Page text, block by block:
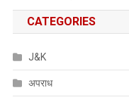
CATEGORIES
J&K
अपराध